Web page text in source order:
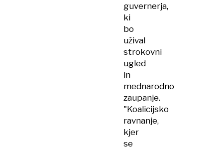
guvernerja,
ki
bo
užival
strokovni
ugled
in
mednarodno
zaupanje.
"Koalicijsko
ravnanje,
kjer
se